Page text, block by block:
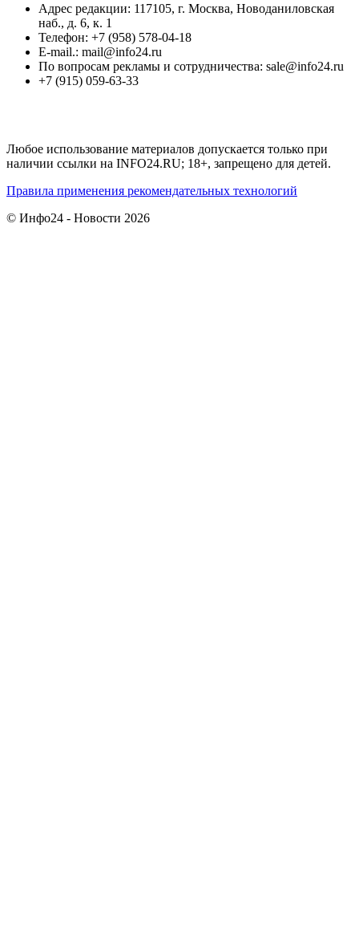
Адрес редакции: 117105, г. Москва, Новоданиловская
наб., д. 6, к. 1
Телефон: +7 (958) 578-04-18
E-mail.: mail@info24.ru
По вопросам рекламы и сотрудничества: sale@info24.ru
+7 (915) 059-63-33
Любое использование материалов допускается только при
наличии ссылки на INFO24.RU; 18+, запрещено для детей.
Правила применения рекомендательных технологий
© Инфо24 - Новости 2026